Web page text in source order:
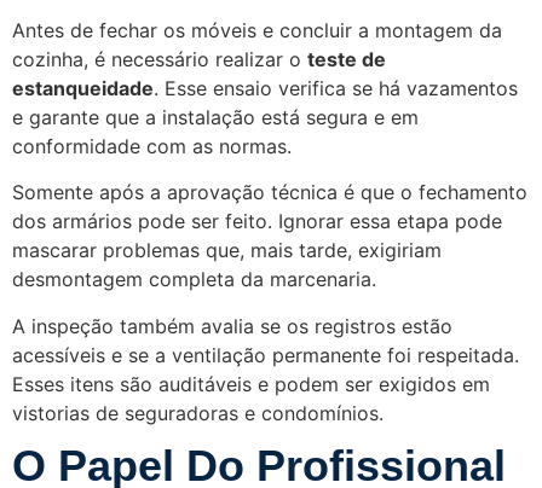
Antes de fechar os móveis e concluir a montagem da
cozinha, é necessário realizar o teste de
estanqueidade. Esse ensaio verifica se há vazamentos
e garante que a instalação está segura e em
conformidade com as normas.
Somente após a aprovação técnica é que o fechamento
dos armários pode ser feito. Ignorar essa etapa pode
mascarar problemas que, mais tarde, exigiriam
desmontagem completa da marcenaria.
A inspeção também avalia se os registros estão
acessíveis e se a ventilação permanente foi respeitada.
Esses itens são auditáveis e podem ser exigidos em
vistorias de seguradoras e condomínios.
O Papel Do Profissional